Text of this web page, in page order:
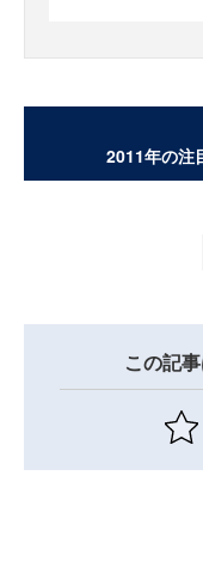
2011年の注
この記